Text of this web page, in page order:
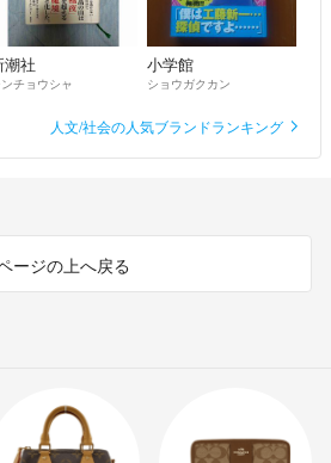
潮社
チョウシャ
小学館
ショウガクカン
人文/社会の人気ブランドランキング
ージの上へ戻る